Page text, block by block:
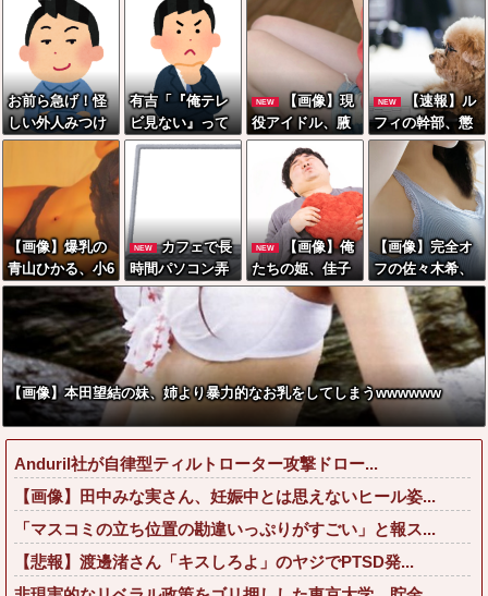
お前ら急げ！怪
しい外人みつけ
たら法務省にタ
ろ！意外と仕事
するぞ？
有吉「『俺テレ
ビ見ない』って
言う奴おかしい
だろ。団子屋で
『団子食べな
い』って言う
か？」
NEW
【画像】現
役アイドル、腋
スジが大変なこ
とになってるww
NEW
【速報】ル
フィの幹部、懲
役20年に決定す
る←コレは妥当
か？？？？？？
【画像】爆乳の
青山ひかる、小6
の時のボディが
こちらwwwww
w
NEW
カフェで長
時間パソコン弄
っている奴の正
体
NEW
【画像】俺
たちの姫、佳子
さまのお気に入
りのドレスがこ
ちらです←コレ
は可愛過ぎるw
w w w w w w w
【画像】完全オ
フの佐々木希、
●●スを隠すこと
ができてないww
【画像】本田望結の妹、姉より暴力的なお乳をしてしまうwwwwww
Anduril社が自律型ティルトローター攻撃ドロー...
【画像】田中みな実さん、妊娠中とは思えないヒール姿...
「マスコミの立ち位置の勘違いっぷりがすごい」と報ス...
【悲報】渡邊渚さん「キスしろよ」のヤジでPTSD発...